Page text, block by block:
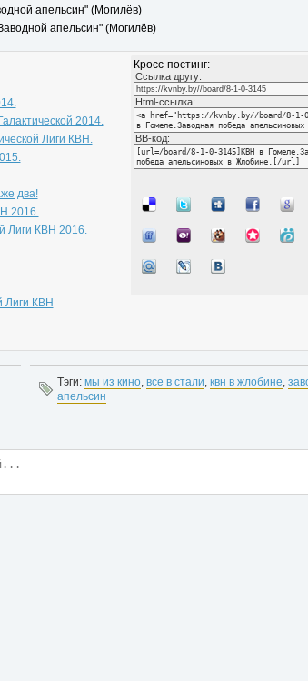
апельсин" (Могилёв)
апельсин" (Могилёв)
2014.
Лиги КВН.
два!
2016.
Лиги КВН 2016.
Лиги КВН
Кросс-постинг:
Cсылка другу:
Html-ссылка:
BB-код:
Тэги: мы из кино, все в стали, квн в жлобине,
апельсин